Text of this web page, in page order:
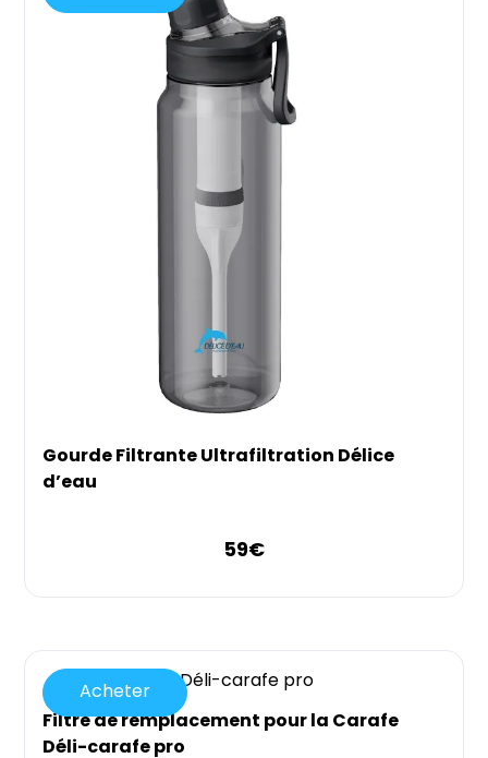
Gourde Filtrante Ultrafiltration Délice
d’eau
59€
Filtre de remplacement pour la Carafe
Déli-carafe pro
Acheter